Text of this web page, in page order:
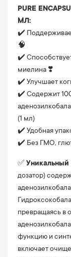
PURE
МЛ:
✔️
🧠
✔️
миелина ❣️
✔️ Улучшает
✔️ Содержит
(1 мл)
✔️ Удобная
✔️ Без ГМО,
✅ Уникальный
дозатор)
превращаясь в
функцию и
включает